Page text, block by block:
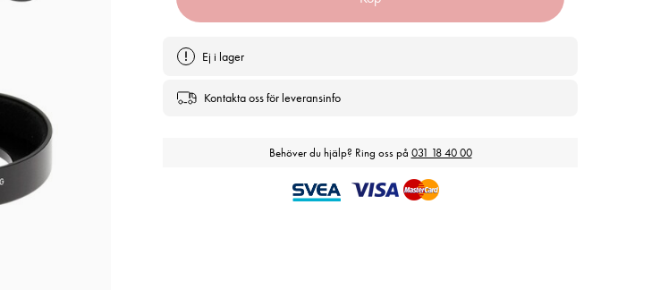
Ej i lager
Kontakta oss för leveransinfo
Behöver du hjälp? Ring oss på 031 18 40 00